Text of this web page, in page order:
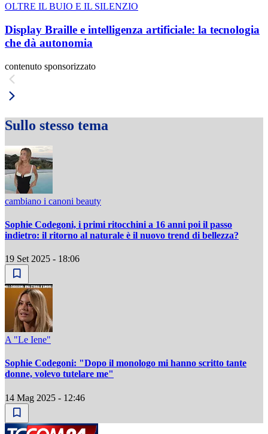
OLTRE IL BUIO E IL SILENZIO
Display Braille e intelligenza artificiale: la tecnologia
che dà autonomia
contenuto sponsorizzato
Sullo stesso tema
cambiano i canoni beauty
Sophie Codegoni, i primi ritocchini a 16 anni poi il passo
indietro: il ritorno al naturale è il nuovo trend di bellezza?
19 Set 2025 - 18:06
A "Le Iene"
Sophie Codegoni: "Dopo il monologo mi hanno scritto tante
donne, volevo tutelare me"
14 Mag 2025 - 12:46